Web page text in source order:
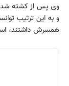
وی پس از کشته
و به این ترتیب
همسرش داشتند،